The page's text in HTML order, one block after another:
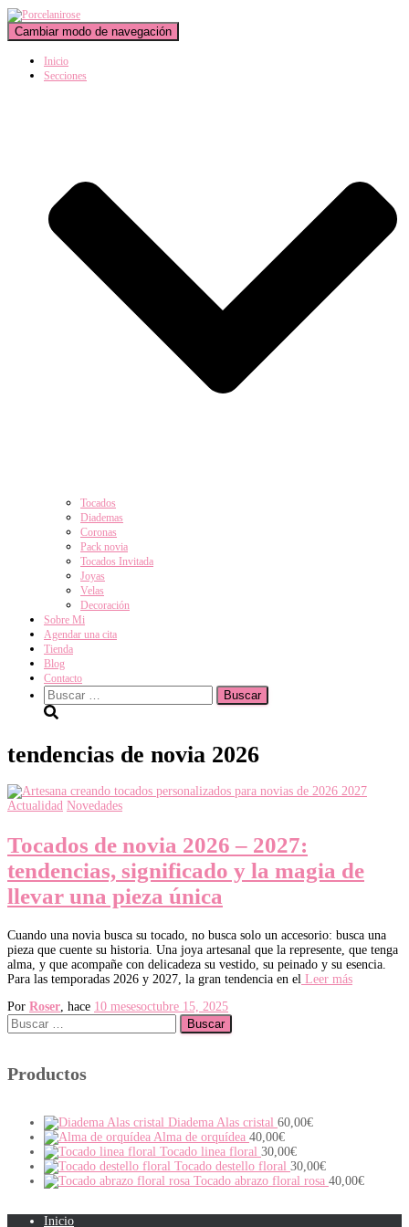
Cambiar modo de navegación
Inicio
Secciones
Tocados
Diademas
Coronas
Pack novia
Tocados Invitada
Joyas
Velas
Decoración
Sobre Mi
Agendar una cita
Tienda
Blog
Contacto
Buscar:
tendencias de novia 2026
Actualidad Novedades
Tocados de novia 2026 – 2027:
tendencias, significado y la magia de
llevar una pieza única
Cuando una novia busca su tocado, no busca solo un accesorio: busca una
pieza que cuente su historia. Una joya artesanal que la represente, que tenga
alma, y que acompañe con delicadeza su vestido, su peinado y su esencia. ​
Para las temporadas 2026 y 2027, la gran tendencia en el Leer más
Por Roser , hace 10 mesesoctubre 15, 2025
Buscar:
Productos
Diadema Alas cristal 60,00€
Alma de orquídea 40,00€
Tocado linea floral 30,00€
Tocado destello floral 30,00€
Tocado abrazo floral rosa 40,00€
Inicio